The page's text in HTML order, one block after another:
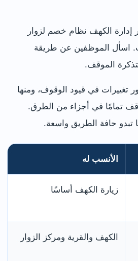
إدارة الكهف نظام خصم لزوار
اسأل الموظفين عن طريقة
الموقف.
تغييرات في قيود الوقوف، ومنها
تمامًا في أجزاء من الطرق.
تبدو حافة الطريق واسعة.
الأنسب له
زيارة الكهف أساسًا
الكهف والقرية ومركز الزوار